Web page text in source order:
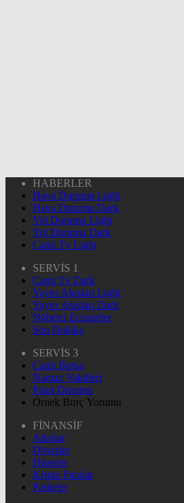
HABERLER
Hava Durumu Light
Hava Durumu Dark
Yol Durumu Light
Yol Durumu Dark
Canlı Tv Light
SERVİS 1
Canlı Tv Dark
Yayın Akışları Light
Yayın Akışları Dark
Nöbetçi Eczaneler
Son Dakika
SERVİS 3
Canlı Borsa
Namaz Vakitleri
Puan Durumu
Örnek Burç Yorumu
FİNANSİF
Altınlar
Dövizler
Hisseler
Kripto Paralar
Pariteler